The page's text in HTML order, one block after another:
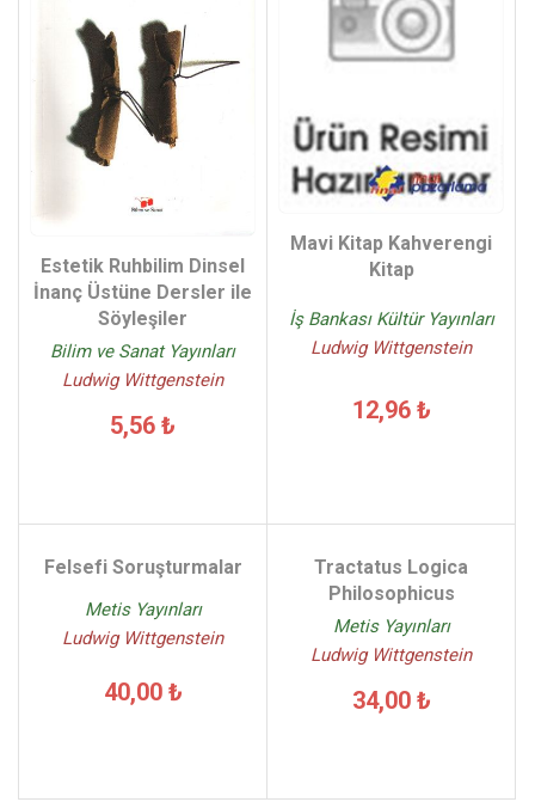
Estetik Ruhbilim Dinsel
İnanç Üstüne Dersler ile
Söyleşiler
Bilim ve Sanat Yayınları
Ludwig Wittgenstein
5,56 ₺
Mavi Kitap Kahverengi
Kitap
İş Bankası Kültür Yayınları
Ludwig Wittgenstein
12,96 ₺
Felsefi Soruşturmalar
Metis Yayınları
Ludwig Wittgenstein
40,00 ₺
Tractatus Logica
Philosophicus
Metis Yayınları
Ludwig Wittgenstein
34,00 ₺